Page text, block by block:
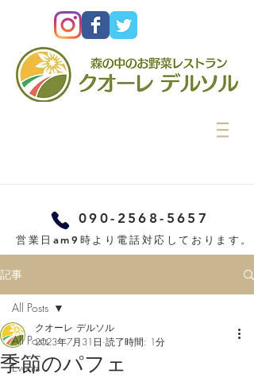
090-2568-5657
営業日am9時より電話対応しております。
記事
All Posts
Events
All Posts
季節のパフェ
クオーレ デルソル
2023年7月31日 読了時間: 1分